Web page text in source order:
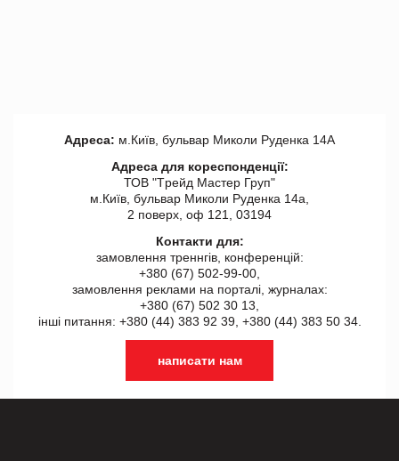
Адреса: м.Київ, бульвар Миколи Руденка 14А
Адреса для кореспонденції:
ТОВ "Tрейд Мастер Груп"
м.Київ, бульвар Миколи Руденка 14а,
2 поверх, оф 121, 03194
Контакти для:
замовлення треннгів, конференцій:
+380 (67) 502-99-00,
замовлення реклами на порталі, журналах:
+380 (67) 502 30 13,
інші питання: +380 (44) 383 92 39, +380 (44) 383 50 34.
написати нам